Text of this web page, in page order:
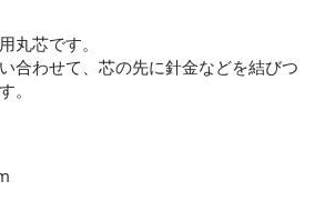
丸芯です。
合わせて、芯の先に針金などを結びつ
。